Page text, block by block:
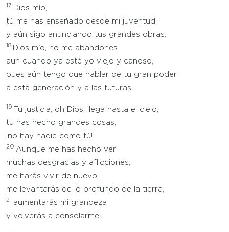
17
Dios mío,
tú me has enseñado desde mi juventud,
y aún sigo anunciando tus grandes obras.
18
Dios mío, no me abandones
aun cuando ya esté yo viejo y canoso,
pues aún tengo que hablar de tu gran poder
a esta generación y a las futuras.
19
Tu justicia, oh Dios, llega hasta el cielo;
tú has hecho grandes cosas;
¡no hay nadie como tú!
20 Aunque me has hecho ver
muchas desgracias y aflicciones,
me harás vivir de nuevo;
me levantarás de lo profundo de la tierra,
21 aumentarás mi grandeza
y volverás a consolarme.